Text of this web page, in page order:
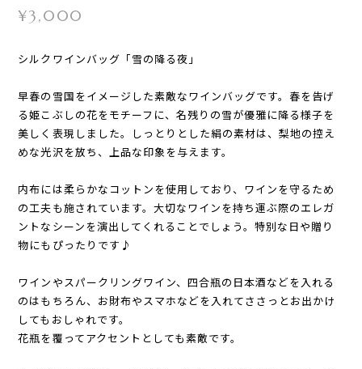
¥3,000
シルクワインバッグ「雪の降る夜」
早春の雪国をイメージした素敵なワインバッグです。春を告げ
る姫こぶしの花をモチーフに、名残りの雪が優雅に降る様子を
美しく表現しました。しっとりとした絹の素材は、梨地の控え
めな光沢を放ち、上品な印象を与えます。
内布には柔らかなコットンを使用しており、ワインを守るため
の工夫も施されています。大切なワインを持ち運ぶ際のエレガ
ントなシーンを演出してくれることでしょう。特別な日や贈り
物にもぴったりです♪
ワインやスパークリングワイン、四合瓶の日本酒などを入れる
のはもちろん、お財布やスマホなどを入れてささっとお出かけ
してもおしゃれです。
花瓶を覆ってアクセントとしても素敵です。